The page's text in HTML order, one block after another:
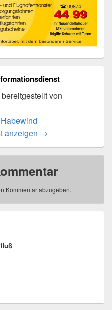
von
anzeigen →
Kommentar abzugeben.